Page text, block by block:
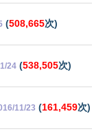
(508,665次)
24 (538,505次)
11/23 (161,459次)